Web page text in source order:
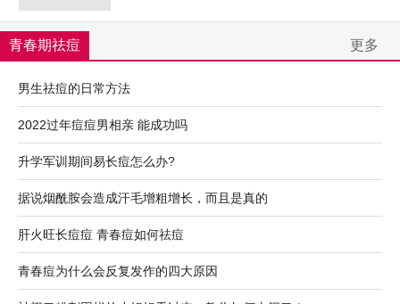
青春期祛痘 更多
男生祛痘的日常方法
2022过年痘痘男相亲 能成功吗
升学军训期间易长痘怎么办?
据说烟酰胺会造成汗毛增粗增长，而且是真的
肝火旺长痘痘 青春痘如何祛痘
青春痘为什么会反复发作的四大原因